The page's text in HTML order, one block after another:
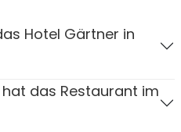
Hotel Gärtner in
das Restaurant im